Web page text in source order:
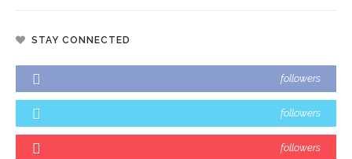
STAY CONNECTED
followers
followers
followers